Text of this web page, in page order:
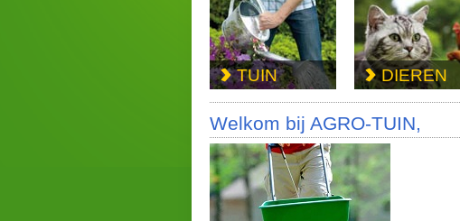
TUIN DIEREN
Welkom bij AGRO-TUIN,